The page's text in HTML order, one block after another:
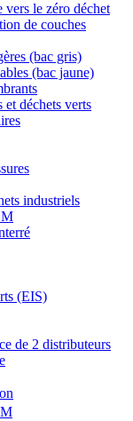
le zéro déchet
de couches
(bac gris)
(bac jaune)
et déchets verts
industriels
(EIS)
de 2 distributeurs